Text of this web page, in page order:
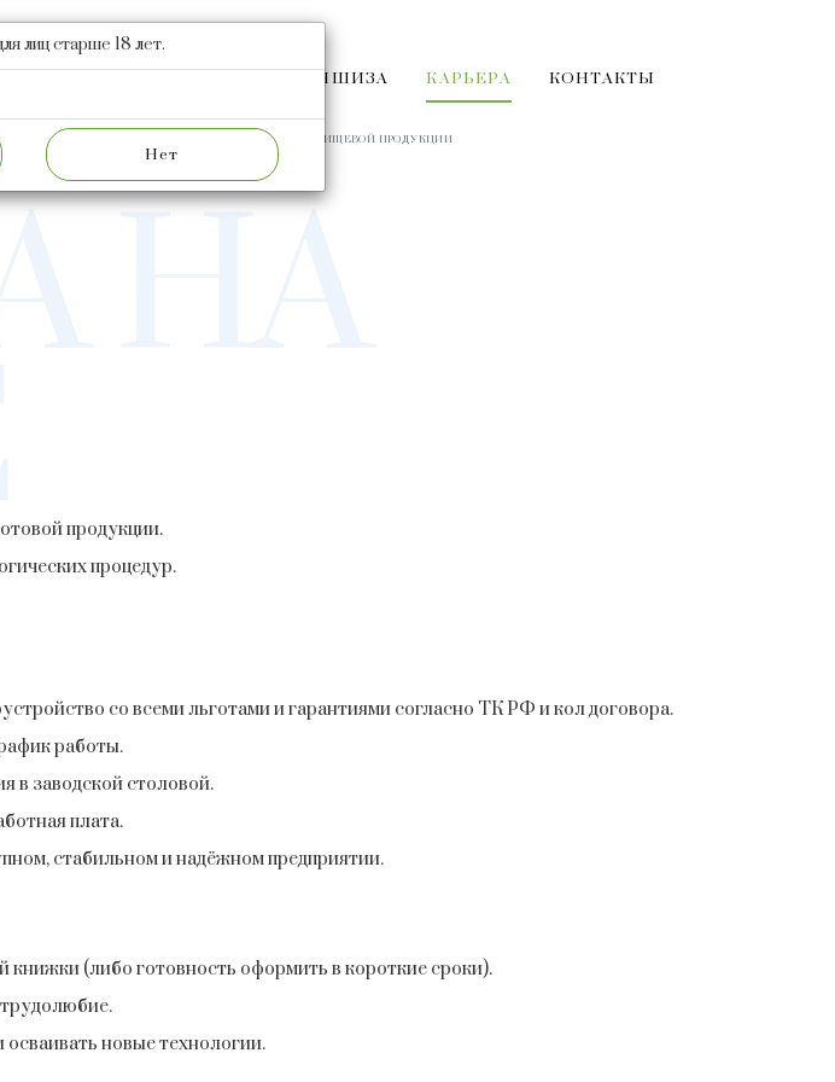
ФРАНШИЗА КАРЬЕРА КОНТАКТЫ
ОПЕРАТОР ЛИНИИ В ПРОИЗВОДСТВЕ ПИЩЕВОЙ ПРОДУКЦИИ
НА
продукции.
процедур.
со всеми льготами и гарантиями согласно ТК РФ и кол договора.
работы.
в заводской столовой.
плата.
стабильном и надёжном предприятии.
книжки (либо готовность оформить в короткие сроки).
новые технологии.
лиц старше 18 лет.